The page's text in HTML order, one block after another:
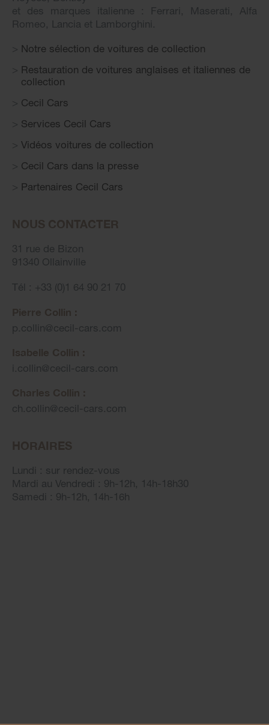
et des marques italienne : Ferrari, Maserati, Alfa
Romeo, Lancia et Lamborghini.
Notre sélection de voitures de collection
Restauration de voitures anglaises et italiennes de
collection
Cecil Cars
Services Cecil Cars
Vidéos voitures de collection
Cecil Cars dans la presse
Partenaires Cecil Cars
31 rue de Bizon
91340 Ollainville
Tél : +33 (0)1 64 90 21 70
p.collin@ cecil-cars.com
i.collin@ cecil-cars.com
ch.collin@ cecil-cars.com
Lundi : sur rendez-vous
Mardi au Vendredi : 9h-12h, 14h-18h30
Samedi : 9h-12h, 14h-16h